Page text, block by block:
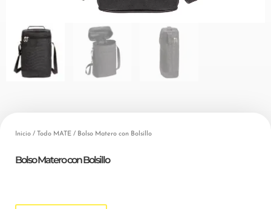
Inicio / Todo MATE / Bolso Matero con Bolsillo
Bolso Matero con Bolsillo